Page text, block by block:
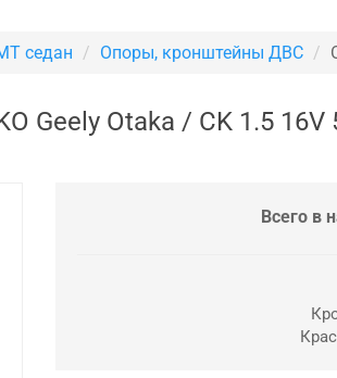
седан Опоры, кронштейны ДВС
Geely Otaka / CK 1.5
Всего в